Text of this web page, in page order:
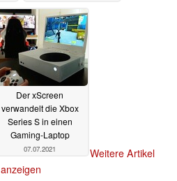
Der xScreen
verwandelt die Xbox
Series S in einen
Gaming-Laptop
07.07.2021
Weitere Artikel
anzeigen